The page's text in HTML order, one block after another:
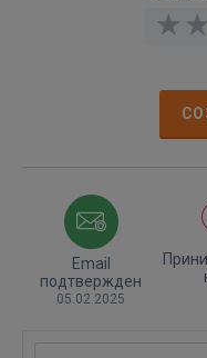
Email
подтвержден
05.02.2025